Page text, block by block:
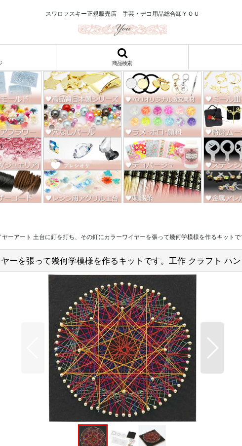
スワロフスキー正規販売店 手芸・デコ用品総合卸ＹＯＵ
商品検索
ヤーアート 土台に釘を打ち、その釘にカラーワイヤーを張って幾何学模様を作るキット
ーを張って幾何学模様を作るキットです。工作 クラフト ハ